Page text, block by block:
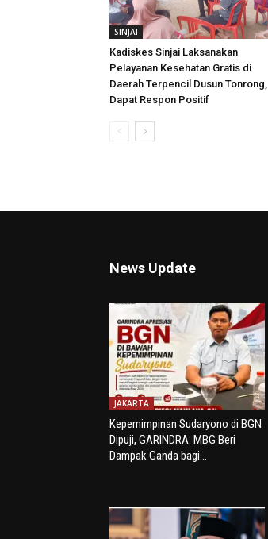
SINJAI
Kadiskes Sinjai Laksanakan
Pelayanan Kesehatan Gratis di
Daerah Terpencil Dusun Tonrong,
Dapat Respon Positif
News Update
JAKARTA
Kepemimpinan Sudaryono di BGN
Dipuji, GARINDRA: MBG Beri
Dampak Ganda bagi...